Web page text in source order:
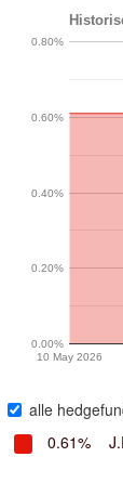
10 May 2026
0.00%
0.20%
0.40%
0.60%
0.80%
alle
0.61%